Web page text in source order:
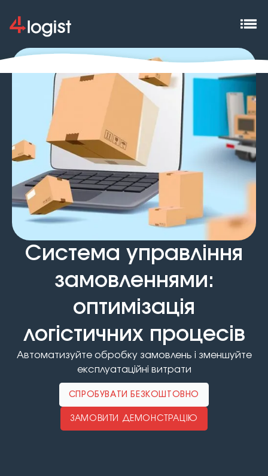
Система управління
замовленнями:
оптимізація
логістичних процесів
Автоматизуйте обробку замовлень і зменшуйте
експлуатаційні витрати
СПРОБУВАТИ БЕЗКОШТОВНО
ЗАМОВИТИ ДЕМОНСТРАЦІЮ